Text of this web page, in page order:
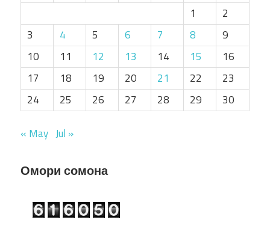
1
2
3
4 5 6 7 8
9
10
11 12 13 14 15
16
17
18 19 20 21 22
23
24
25 26 27 28 29 30
« May Jul »
Омори сомона